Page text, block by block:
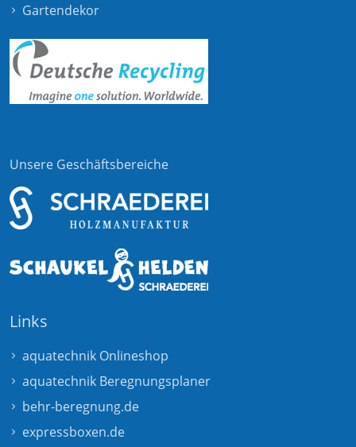
Gartendekor
Unsere Geschäftsbereiche
Links
aquatechnik Onlineshop
aquatechnik Beregnungsplaner
behr-beregnung.de
expressboxen.de